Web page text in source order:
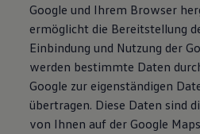
Google und Ihrem Browser
ermöglicht die Bereitstellung
Einbindung und Nutzung der
werden bestimmte Daten
Google zur eigenständigen
übertragen. Diese Daten sind
von Ihnen auf der Google